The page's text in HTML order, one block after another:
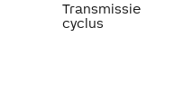
Transmissie
cyclus